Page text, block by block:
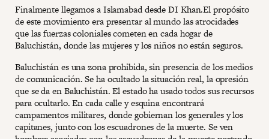
Finalmente llegamos a Islamabad desde DI Khan.El propósito
de este movimiento era presentar al mundo las atrocidades
que las fuerzas coloniales cometen en cada hogar de
Baluchistán, donde las mujeres y los niños no están seguros.
Baluchistán es una zona prohibida, sin presencia de los medios
de comunicación. Se ha ocultado la situación real, la opresión
que se da en Baluchistán. El estado ha usado todos sus recursos
para ocultarlo. En cada calle y esquina encontrará
campamentos militares, donde gobiernan los generales y los
capitanes, junto con los escuadrones de la muerte. Se ven